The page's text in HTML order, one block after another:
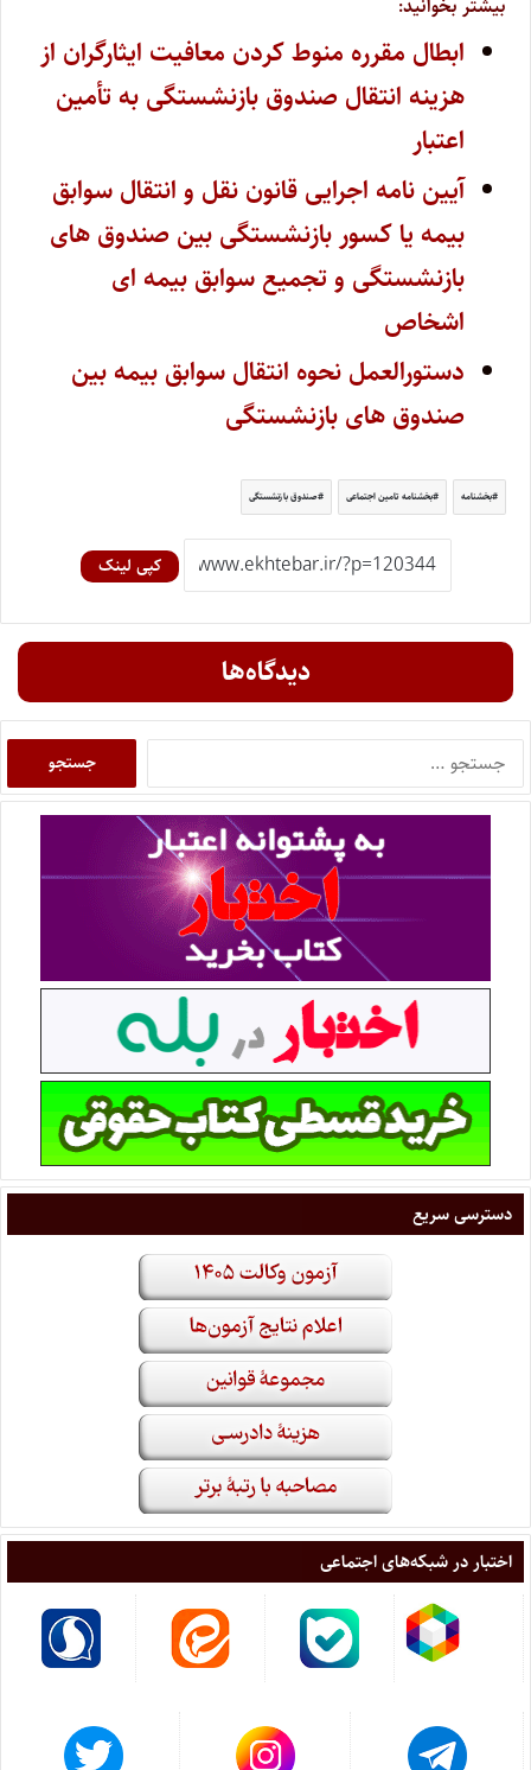
بیشتر بخوانید:
ابطال مقرره منوط کردن معافیت ایثارگران از
هزینه انتقال صندوق بازنشستگی به تأمین
اعتبار
آیین نامه اجرایی قانون نقل و انتقال سوابق
بیمه یا کسور بازنشستگی بین صندوق های
بازنشستگی و تجمیع سوابق بیمه ای
اشخاص
دستورالعمل نحوه انتقال سوابق بیمه بین
صندوق های بازنشستگی
بخشنامه بخشنامه تامین اجتماعی صندوق بازنشستگی
کپی لینک
دیدگاه‌ها
دسترسی سریع
اختبار در شبکه‌های اجتماعی